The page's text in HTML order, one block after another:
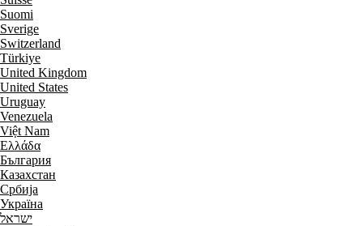
Suomi
Sverige
Switzerland
Türkiye
United Kingdom
United States
Uruguay
Venezuela
Việt Nam
Ελλάδα
България
Казахстан
Србија
Україна
ישראל